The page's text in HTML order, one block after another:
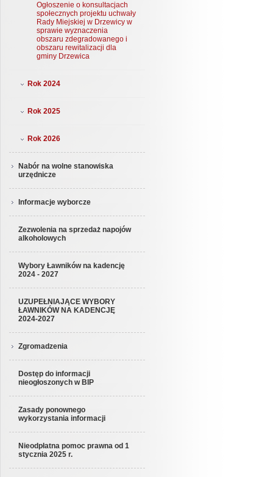
Ogłoszenie o konsultacjach
społecznych projektu uchwały
Rady Miejskiej w Drzewicy w
sprawie wyznaczenia
obszaru zdegradowanego i
obszaru rewitalizacji dla
gminy Drzewica
Rok 2024
Rok 2025
Rok 2026
Nabór na wolne stanowiska
urzędnicze
Informacje wyborcze
Zezwolenia na sprzedaż napojów
alkoholowych
Wybory Ławników na kadencję
2024 - 2027
UZUPEŁNIAJĄCE WYBORY
ŁAWNIKÓW NA KADENCJĘ
2024-2027
Zgromadzenia
Dostęp do informacji
nieogłoszonych w BIP
Zasady ponownego
wykorzystania informacji
Nieodpłatna pomoc prawna od 1
stycznia 2025 r.